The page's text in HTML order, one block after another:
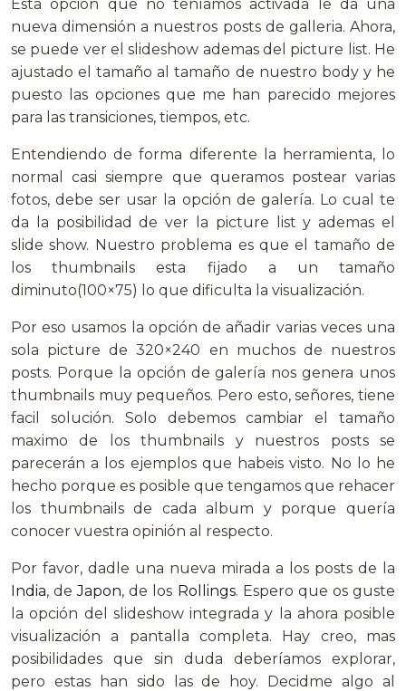
Esta opción que no teníamos activada le da una
nueva dimensión a nuestros posts de galleria. Ahora,
se puede ver el slideshow ademas del picture list. He
ajustado el tamaño al tamaño de nuestro body y he
puesto las opciones que me han parecido mejores
para las transiciones, tiempos, etc.
Entendiendo de forma diferente la herramienta, lo
normal casi siempre que queramos postear varias
fotos, debe ser usar la opción de galería. Lo cual te
da la posibilidad de ver la picture list y ademas el
slide show. Nuestro problema es que el tamaño de
los thumbnails esta fijado a un tamaño
diminuto(100×75) lo que dificulta la visualización.
Por eso usamos la opción de añadir varias veces una
sola picture de 320×240 en muchos de nuestros
posts. Porque la opción de galería nos genera unos
thumbnails muy pequeños. Pero esto, señores, tiene
facil solución. Solo debemos cambiar el tamaño
maximo de los thumbnails y nuestros posts se
parecerán a los ejemplos que habeis visto. No lo he
hecho porque es posible que tengamos que rehacer
los thumbnails de cada album y porque quería
conocer vuestra opinión al respecto.
Por favor, dadle una nueva mirada a los posts de la
India, deJapon, de los Rollings. Espero que os guste
la opción del slideshow integrada y la ahora posible
visualización a pantalla completa. Hay creo, mas
posibilidades que sin duda deberíamos explorar,
pero estas han sido las de hoy. Decidme algo al